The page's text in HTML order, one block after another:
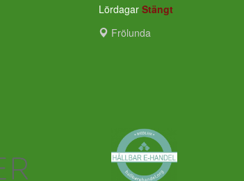
Lördagar Stängt
Frölunda